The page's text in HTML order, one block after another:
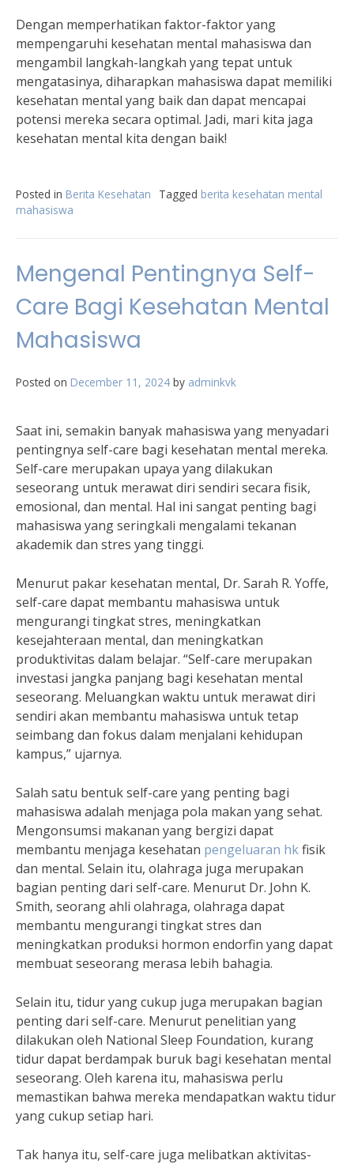
Dengan memperhatikan faktor-faktor yang
mempengaruhi kesehatan mental mahasiswa dan
mengambil langkah-langkah yang tepat untuk
mengatasinya, diharapkan mahasiswa dapat memiliki
kesehatan mental yang baik dan dapat mencapai
potensi mereka secara optimal. Jadi, mari kita jaga
kesehatan mental kita dengan baik!
Posted in Berita Kesehatan Tagged berita kesehatan mental
mahasiswa
Mengenal Pentingnya Self-
Care Bagi Kesehatan Mental
Mahasiswa
Posted on December 11, 2024 by adminkvk
Saat ini, semakin banyak mahasiswa yang menyadari
pentingnya self-care bagi kesehatan mental mereka.
Self-care merupakan upaya yang dilakukan
seseorang untuk merawat diri sendiri secara fisik,
emosional, dan mental. Hal ini sangat penting bagi
mahasiswa yang seringkali mengalami tekanan
akademik dan stres yang tinggi.
Menurut pakar kesehatan mental, Dr. Sarah R. Yoffe,
self-care dapat membantu mahasiswa untuk
mengurangi tingkat stres, meningkatkan
kesejahteraan mental, dan meningkatkan
produktivitas dalam belajar. “Self-care merupakan
investasi jangka panjang bagi kesehatan mental
seseorang. Meluangkan waktu untuk merawat diri
sendiri akan membantu mahasiswa untuk tetap
seimbang dan fokus dalam menjalani kehidupan
kampus,” ujarnya.
Salah satu bentuk self-care yang penting bagi
mahasiswa adalah menjaga pola makan yang sehat.
Mengonsumsi makanan yang bergizi dapat
membantu menjaga kesehatan pengeluaran hkfisik
dan mental. Selain itu, olahraga juga merupakan
bagian penting dari self-care. Menurut Dr. John K.
Smith, seorang ahli olahraga, olahraga dapat
membantu mengurangi tingkat stres dan
meningkatkan produksi hormon endorfin yang dapat
membuat seseorang merasa lebih bahagia.
Selain itu, tidur yang cukup juga merupakan bagian
penting dari self-care. Menurut penelitian yang
dilakukan oleh National Sleep Foundation, kurang
tidur dapat berdampak buruk bagi kesehatan mental
seseorang. Oleh karena itu, mahasiswa perlu
memastikan bahwa mereka mendapatkan waktu tidur
yang cukup setiap hari.
Tak hanya itu, self-care juga melibatkan aktivitas-